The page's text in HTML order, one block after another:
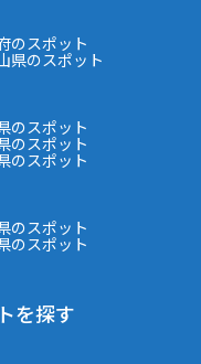
のスポット
県のスポット
のスポット
のスポット
のスポット
のスポット
のスポット
を探す